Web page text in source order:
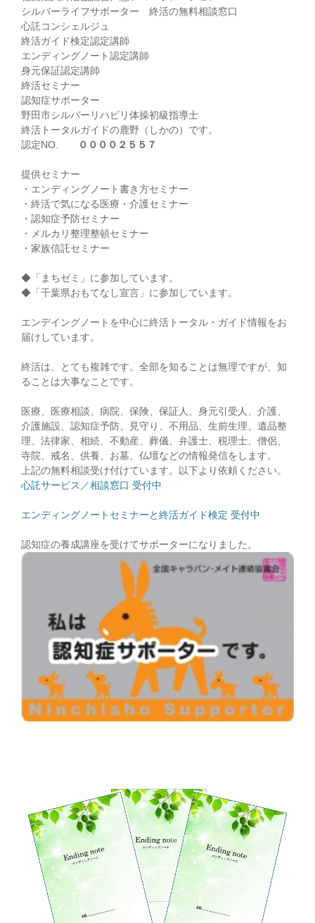
シルバーライフサポーター 終活の無料相談窓口
心託コンシェルジュ
終活ガイド検定認定講師
エンディングノート認定講師
身元保証認定講師
終活セミナー
認知症サポーター
野田市シルバーリハビリ体操初級指導士
終活トータルガイドの鹿野（しかの）です。
認定NO.
００００２５５７
提供セミナー
・エンディングノート書き方セミナー
・終活で気になる医療・介護セミナー
・認知症予防セミナー
・メルカリ整理整頓セミナー
・家族信託セミナー
◆「まちゼミ」に参加しています。
◆「千葉県おもてなし宣言」に参加しています。
エンデイングノートを中心に終活トータル・ガイド情報をお
届けしています。
終活は、とても複雑です。全部を知ることは無理ですが、知
ることは大事なことです。
医療、医療相談、病院、保険、保証人、身元引受人、介護、
介護施設、認知症予防、見守り、不用品、生前生理、遺品整
理、法律家、相続、不動産、葬儀、弁護士、税理士、僧侶、
寺院、戒名、供養、お墓、仏壇などの情報発信をします。
上記の無料相談受け付けています。以下より依頼ください。
心託サービス／相談窓口 受付中
エンディングノートセミナーと終活ガイド検定 受付中
認知症の養成講座を受けてサポーターになりました。